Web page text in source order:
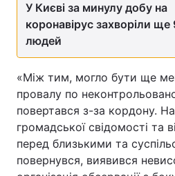
Тема оформлення
У Києві за минулу добу на
коронавірус захворіли ще
людей
«Між тим, могло бути ще
провалу по
повертався з-за кордону.
громадської свідомості та
перед близькими та
повернувся, виявився